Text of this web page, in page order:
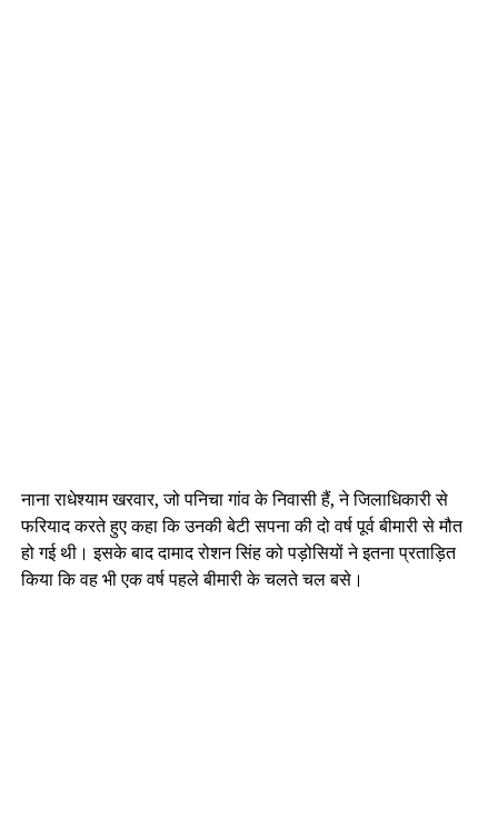
नाना राधेश्याम खरवार, जो पनिचा गांव के निवासी हैं, ने जिलाधिकारी से
फरियाद करते हुए कहा कि उनकी बेटी सपना की दो वर्ष पूर्व बीमारी से मौत
हो गई थी। इसके बाद दामाद रोशन सिंह को पड़ोसियों ने इतना प्रताड़ित
किया कि वह भी एक वर्ष पहले बीमारी के चलते चल बसे।